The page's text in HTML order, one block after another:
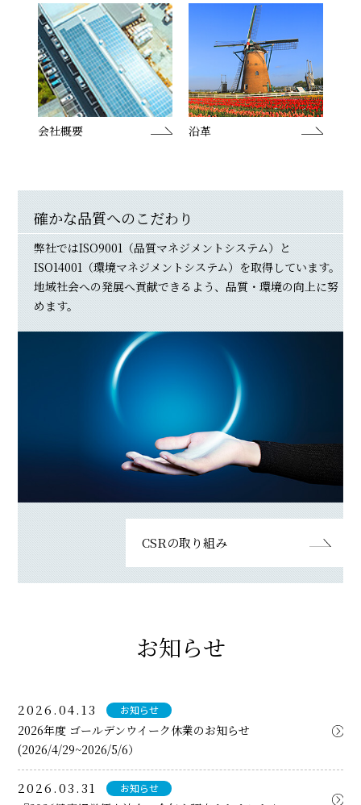
会社概要 沿革
確かな品質へのこだわり
弊社ではISO9001（品質マネジメントシステム）と
ISO14001（環境マネジメントシステム）を取得しています。
地域社会への発展へ貢献できるよう、品質・環境の向上に努
めます。
CSRの取り組み
お知らせ
2026.04.13 お知らせ
2026年度 ゴールデンウイーク休業のお知らせ
(2026/4/29~2026/5/6）
2026.03.31 お知らせ